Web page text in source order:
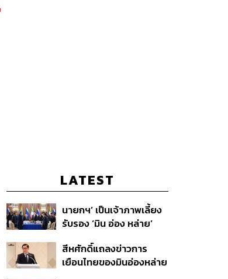
LATEST
นายกฯ’ เป็นเจ้าภาพเลี้ยง
รับรอง ‘มิน อ่อง หล่าย’
ร่วมงาน
สีหศักดิ์แถลงข่าวการ
เยือนไทยของมินอ่องหล่าย